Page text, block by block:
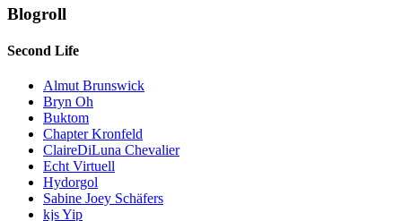
Blogroll
Second Life
Almut Brunswick
Bryn Oh
Buktom
Chapter Kronfeld
ClaireDiLuna Chevalier
Echt Virtuell
Hydorgol
Sabine Joey Schäfers
kjs Yip